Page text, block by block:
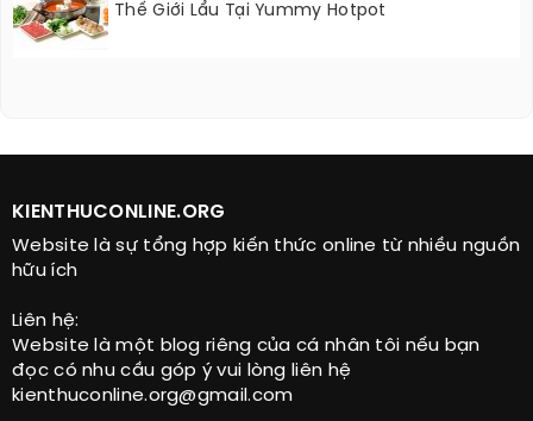
Thế Giới Lẩu Tại Yummy Hotpot
KIENTHUCONLINE.ORG
Website là sự tổng hợp kiến thức online từ nhiều nguồn
hữu ích
Liên hệ:
Website là một blog riêng của cá nhân tôi nếu bạn
đọc có nhu cầu góp ý vui lòng liên hệ
kienthuconline.org@gmail.com